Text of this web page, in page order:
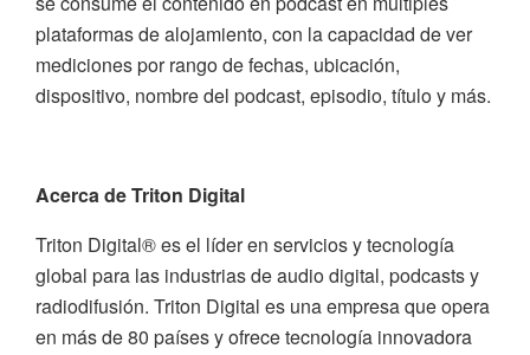
plataformas de alojamiento, con la capacidad de ver
mediciones por rango de fechas, ubicación,
dispositivo, nombre del podcast, episodio, título y más.
Acerca de Triton Digital
Triton Digital® es el líder en servicios y tecnología
global para las industrias de audio digital, podcasts y
radiodifusión. Triton Digital es una empresa que opera
en más de 80 países y ofrece tecnología innovadora